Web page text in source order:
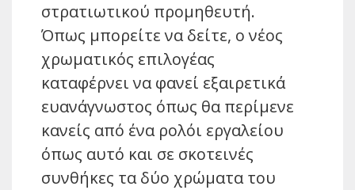
στρατιωτικού προμηθευτή.
Όπως μπορείτε να δείτε, ο νέος
χρωματικός επιλογέας
καταφέρνει να φανεί εξαιρετικά
ευανάγνωστος όπως θα περίμενε
κανείς από ένα ρολόι εργαλείου
όπως αυτό και σε σκοτεινές
συνθήκες τα δύο χρώματα του